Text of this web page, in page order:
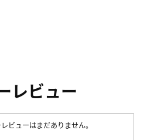
レビュー
ビューはまだありません。